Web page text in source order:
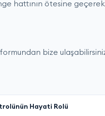
hattının ötesine geçerek
bize
Hayati Rolü